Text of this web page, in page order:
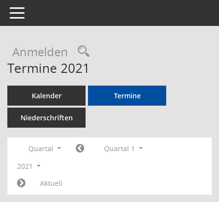
Toggle navigation
Anmelden Rechercheauswahl
Termine 2021
Kalender Termine
Niederschriften
Quartal
Quartal 1
2021
Aktuell